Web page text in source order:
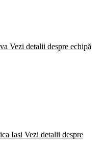
Vezi detalii despre echipă
Iasi Vezi detalii despre